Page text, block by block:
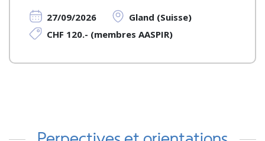
27/09/2026
Gland (Suisse)
CHF 120.- (membres AASPIR)